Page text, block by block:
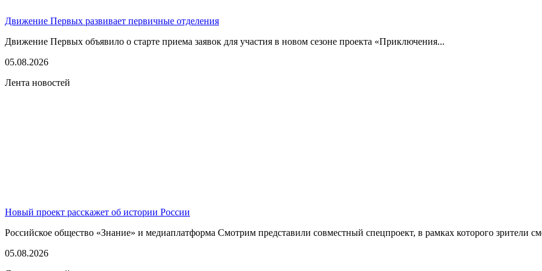
Движение Первых развивает первичные отделения
Движение Первых объявило о старте приема заявок для участия в новом сезоне проекта «Приключения...
05.08.2026
Лента новостей
Новый проект расскажет об истории России
Российское общество «Знание» и медиаплатформа Смотрим представили совместный спецпроект, в рамках которого зрители
05.08.2026